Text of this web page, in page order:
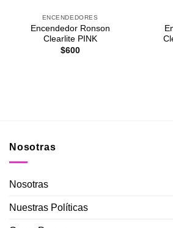
ENCENDEDORES
Encendedor Ronson
Clearlite PINK
$600
Nosotras
Nosotras
Nuestras Políticas